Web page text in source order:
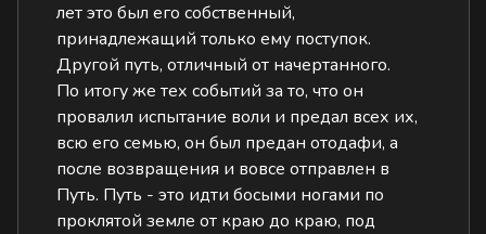
лет это был его собственный,
принадлежащий только ему поступок.
Другой путь, отличный от начертанного.
По итогу же тех событий за то, что он
провалил испытание воли и предал всех их,
всю его семью, он был предан отодафи, а
после возвращения и вовсе отправлен в
Путь. Путь - это идти босыми ногами по
проклятой земле от краю до краю, под